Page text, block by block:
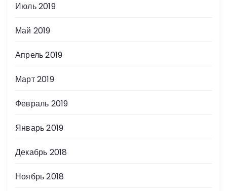
Июль 2019
Май 2019
Апрель 2019
Март 2019
Февраль 2019
Январь 2019
Декабрь 2018
Ноябрь 2018